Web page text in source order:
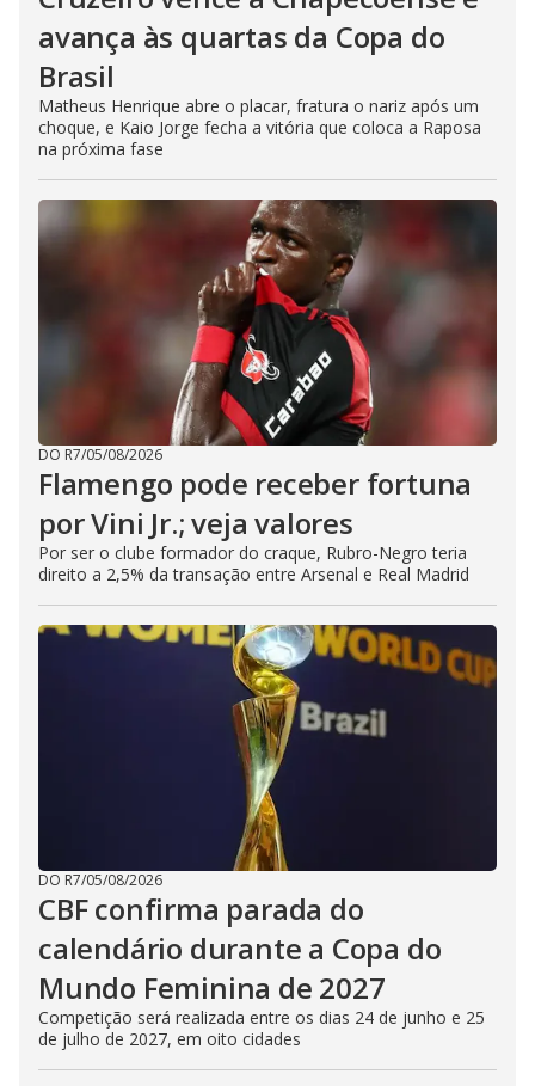
avança às quartas da Copa do
Brasil
Matheus Henrique abre o placar, fratura o nariz após um
choque, e Kaio Jorge fecha a vitória que coloca a Raposa
na próxima fase
DO R7/05/08/2026
Flamengo pode receber fortuna
por Vini Jr.; veja valores
Por ser o clube formador do craque, Rubro-Negro teria
direito a 2,5% da transação entre Arsenal e Real Madrid
DO R7/05/08/2026
CBF confirma parada do
calendário durante a Copa do
Mundo Feminina de 2027
Competição será realizada entre os dias 24 de junho e 25
de julho de 2027, em oito cidades